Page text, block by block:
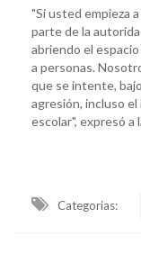
"Si usted empieza
parte de la
abriendo el
a personas.
que se intente,
agresión, incluso
escolar", expresó a
Categorias: